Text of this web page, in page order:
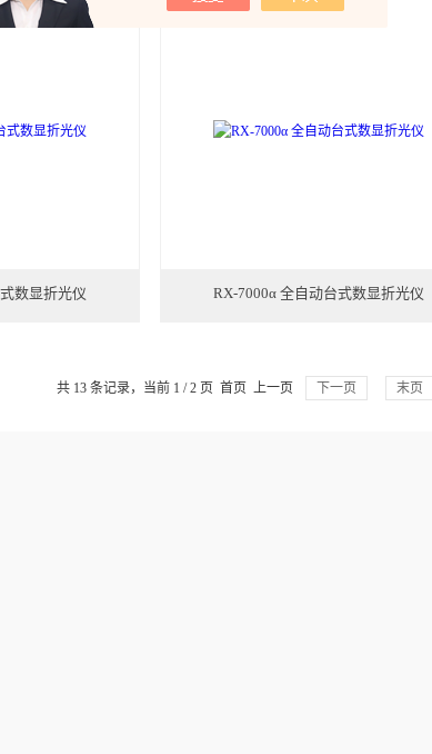
数显折光仪 RX-7000α 全自动台式数显折光仪
共 13 条记录，当前 1 / 2 页 首页 上一页 下一页 末页